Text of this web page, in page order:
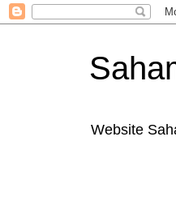
Website